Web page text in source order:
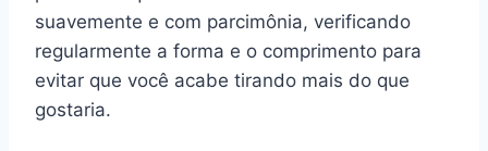
suavemente e com parcimônia, verificando
regularmente a forma e o comprimento para
evitar que você acabe tirando mais do que
gostaria.